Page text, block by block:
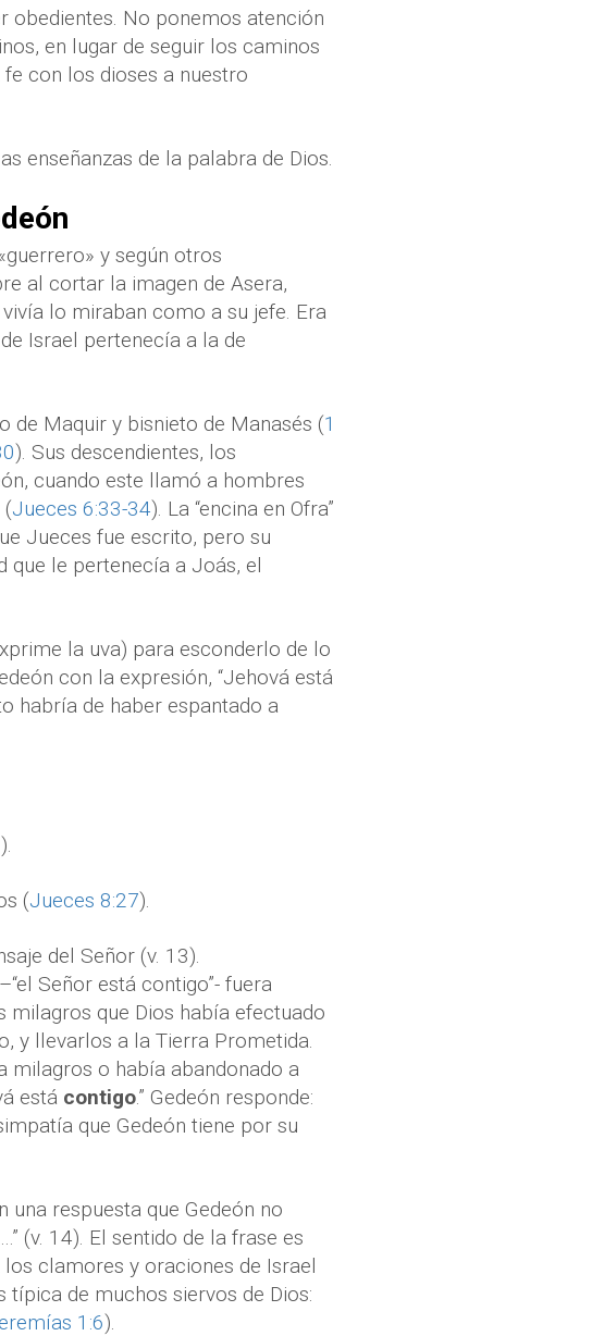
obedientes. No ponemos atención
en lugar de seguir los caminos
con los dioses a nuestro
enseñanzas de la palabra de Dios.
y según otros
al cortar la imagen de Asera,
lo miraban como a su jefe. Era
Israel pertenecía a la de
de Maquir y bisnieto de Manasés (1
). Sus descendientes, los
cuando este llamó a hombres
(Jueces 6:33-34). La “encina en Ofra”
Jueces fue escrito, pero su
que le pertenecía a Joás, el
la uva) para esconderlo de lo
con la expresión, “Jehová está
habría de haber espantado a
).
(Jueces 8:27).
del Señor (v. 13).
Señor está contigo”- fuera
milagros que Dios había efectuado
y llevarlos a la Tierra Prometida.
milagros o había abandonado a
está contigo.” Gedeón responde:
que Gedeón tiene por su
una respuesta que Gedeón no
(v. 14). El sentido de la frase es
los clamores y oraciones de Israel
típica de muchos siervos de Dios:
1:6).